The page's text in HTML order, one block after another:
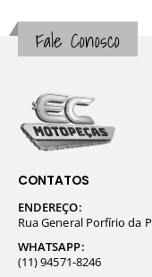
Fale Conosco
CONTATOS
ENDEREÇO:
Rua General Porfírio da
WHATSAPP:
(11) 94571-8246